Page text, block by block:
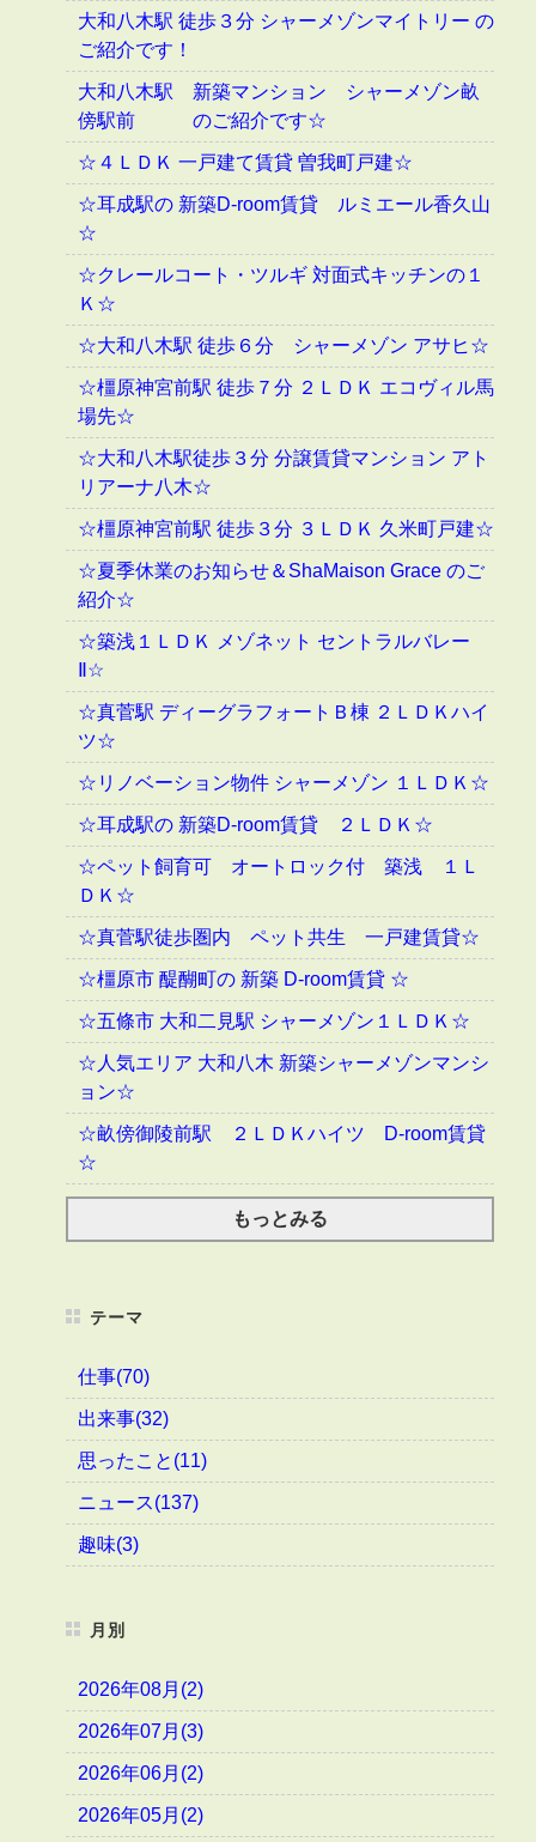
大和八木駅 徒歩３分 シャーメゾンマイトリー の
ご紹介です！
大和八木駅 新築マンション シャーメゾン畝
傍駅前 のご紹介です☆
☆４ＬＤＫ 一戸建て賃貸 曽我町戸建☆
☆耳成駅の 新築D-room賃貸 ルミエール香久山
☆
☆クレールコート・ツルギ 対面式キッチンの１
Ｋ☆
☆大和八木駅 徒歩６分 シャーメゾン アサヒ☆
☆橿原神宮前駅 徒歩７分 ２ＬＤＫ エコヴィル馬
場先☆
☆大和八木駅徒歩３分 分譲賃貸マンション アト
リアーナ八木☆
☆橿原神宮前駅 徒歩３分 ３ＬＤＫ 久米町戸建☆
☆夏季休業のお知らせ＆ShaMaison Grace のご
紹介☆
☆築浅１ＬＤＫ メゾネット セントラルバレー
Ⅱ☆
☆真菅駅 ディーグラフォートＢ棟 ２ＬＤＫハイ
ツ☆
☆リノベーション物件 シャーメゾン １ＬＤＫ☆
☆耳成駅の 新築D-room賃貸 ２ＬＤＫ☆
☆ペット飼育可 オートロック付 築浅 １Ｌ
ＤＫ☆
☆真菅駅徒歩圏内 ペット共生 一戸建賃貸☆
☆橿原市 醍醐町の 新築 D-room賃貸 ☆
☆五條市 大和二見駅 シャーメゾン１ＬＤＫ☆
☆人気エリア 大和八木 新築シャーメゾンマンシ
ョン☆
☆畝傍御陵前駅 ２ＬＤＫハイツ D-room賃貸
☆
もっとみる
テーマ
仕事(70)
出来事(32)
思ったこと(11)
ニュース(137)
趣味(3)
月別
2026年08月(2)
2026年07月(3)
2026年06月(2)
2026年05月(2)